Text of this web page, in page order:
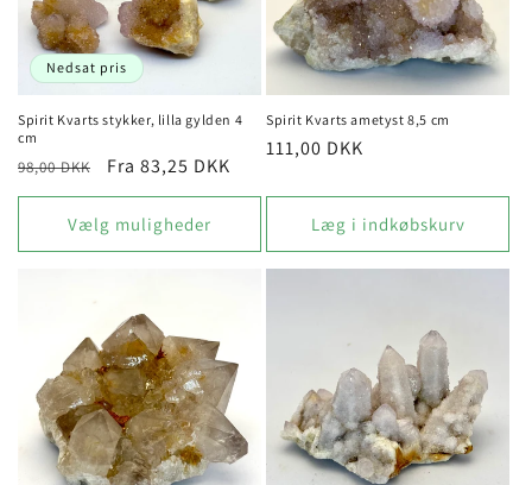
Nedsat pris
Spirit Kvarts stykker, lilla gylden 4
cm
Normalpris
98,00 DKK Udsalgspris
Fra 83,25 DKK
Vælg muligheder
Spirit Kvarts ametyst 8,5 cm
Normalpris
111,00 DKK
Læg i indkøbskurv